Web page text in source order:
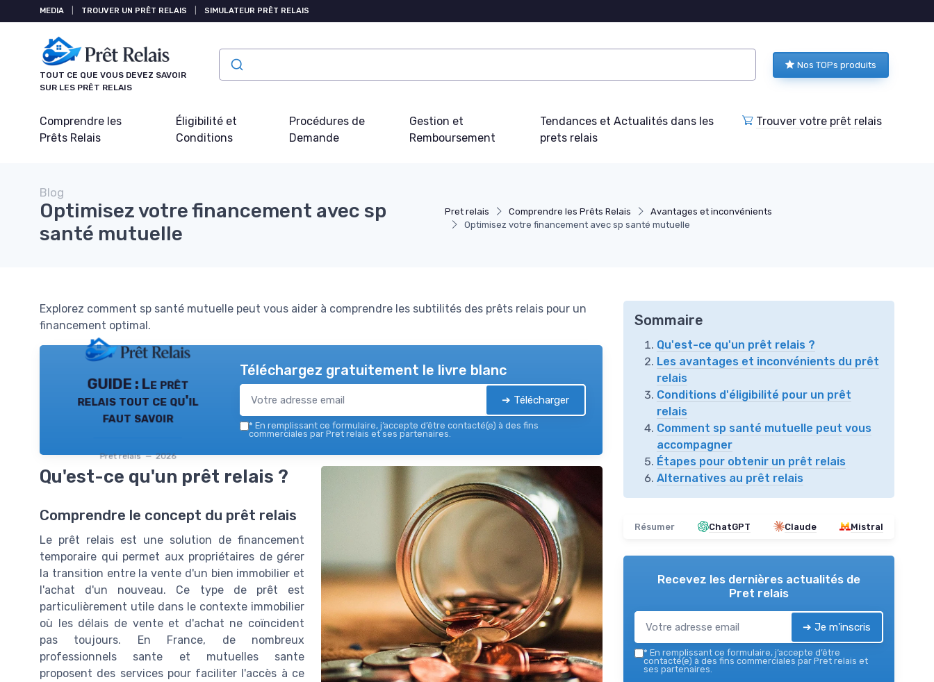
MEDIA TROUVER UN PRÊT RELAIS SIMULATEUR PRÊT RELAIS
TOUT CE QUE VOUS DEVEZ SAVOIR
SUR LES PRÊT RELAIS
Nos TOPs produits
Comprendre les
Prêts Relais
Éligibilité et
Conditions
Procédures de
Demande
Gestion et
Remboursement
Tendances et Actualités dans les
prets relais
Trouver votre prêt relais
Pret relais Comprendre les Prêts Relais
Avantages et inconvénients
Optimisez votre financement avec sp santé mutuelle
Blog
Optimisez votre financement avec sp
santé mutuelle
Explorez comment sp santé mutuelle peut vous aider à comprendre les subtilités des prêts relais pour un
financement optimal.
GUIDE : Le prêt
relais tout ce qu'il
faut savoir
Pret relais — 2026
Téléchargez gratuitement le livre blanc
➔ Télécharger
* En remplissant ce formulaire, j’accepte d’être contacté(e) à des fins
commerciales par Pret relais et ses partenaires.
Qu'est-ce qu'un prêt relais ?
Comprendre le concept du prêt relais
Le prêt relais est une solution de financement
temporaire qui permet aux propriétaires de gérer
la transition entre la vente d'un bien immobilier et
l'achat d'un nouveau. Ce type de prêt est
particulièrement utile dans le contexte immobilier
où les délais de vente et d'achat ne coïncident
pas toujours. En France, de nombreux
professionnels sante et mutuelles sante
proposent des services pour faciliter l'accès à ce
Sommaire
Qu'est-ce qu'un prêt relais ?
Les avantages et inconvénients du prêt
relais
Conditions d'éligibilité pour un prêt
relais
Comment sp santé mutuelle peut vous
accompagner
Étapes pour obtenir un prêt relais
Alternatives au prêt relais
Résumer ChatGPT Claude Mistral
Recevez les dernières actualités de
Pret relais
➔ Je m'inscris
* En remplissant ce formulaire, j’accepte d’être
contacté(e) à des fins commerciales par Pret relais et
ses partenaires.
Panneau de gestion des cookies